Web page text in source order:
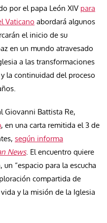
por el papa León XIV para
Vaticano abordará algunos
el inicio de su
en un mundo atravesado
a las transformaciones
la continuidad del proceso
Giovanni Battista Re,
, en una carta remitida el 3 de
según informa
News. El encuentro quiere
“espacio para la escucha
compartida de
y la misión de la Iglesia